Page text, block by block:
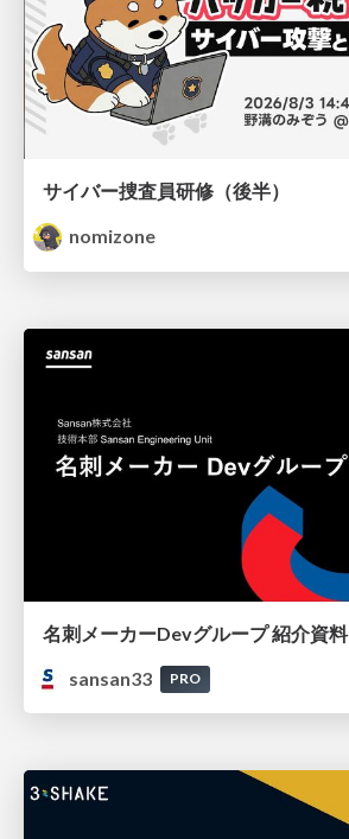
サイバー捜査員研修（後半）
nomizone
名刺メーカーDevグループ 紹介資料
sansan33
PRO